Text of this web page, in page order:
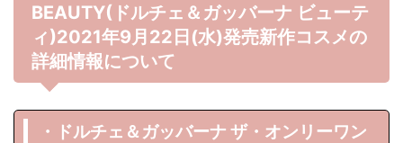
BEAUTY(ドルチェ＆ガッバーナ ビューテ
ィ)2021年9月22日(水)発売新作コスメの
詳細情報について
・ドルチェ＆ガッバーナ ザ・オンリーワン